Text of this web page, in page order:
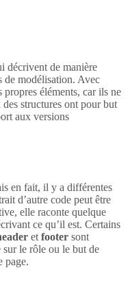
décrivent de manière
de modélisation. Avec
éléments, car ils ne
structures ont pour but
aux versions
en fait, il y a différentes
d’autre code peut être
elle raconte quelque
ce qu’il est. Certains
et footer sont
le rôle ou le but de
page.